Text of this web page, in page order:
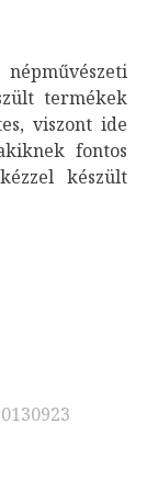
termékek
viszont ide
fontos
készült